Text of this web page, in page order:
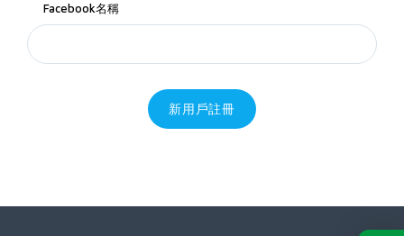
Facebook名稱
新用戶註冊